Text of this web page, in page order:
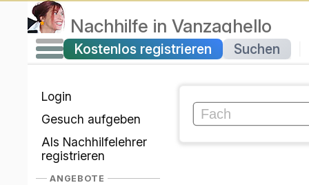
Nachhilfe in Vanzaghello
Kostenlos registrieren Suchen
Login
Gesuch aufgeben
Als Nachhilfelehrer
registrieren
ANGEBOTE